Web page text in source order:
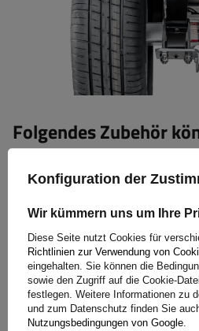
Folgendes Zubehör
Anhänger erwerben:
Flachdeckel + Flachrahmen
Sicherheitsnetze
Bodenhalterungen
Schmutzfänger
feste Seitenstützen
Diebstahlschutz
Konfiguration der
Wir kümmern uns um Ihre
Diese Seite nutzt Cookies für
Richtlinien zur Verwendung von
eingehalten. Sie können die
sowie den Zugriff auf die Cookie-
festlegen. Weitere Informationen zu
und zum Datenschutz finden Sie
Nutzungsbedingungen von Google.